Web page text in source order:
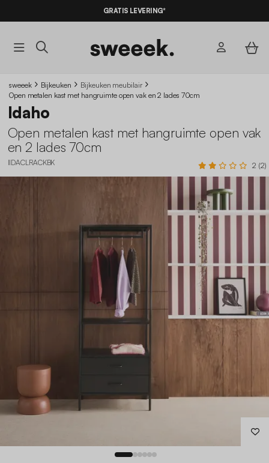
GRATIS LEVERING*
sweeek Bijkeuken
Bijkeuken meubilair
Open metalen kast met hangruimte open vak en 2 lades 70cm
Idaho
Open metalen kast met hangruimte open vak
en 2 lades 70cm
IIDACLRACKBK 2 (2)